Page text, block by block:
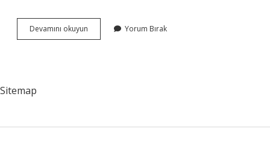
Devamını okuyun
Dönmüş
Yorum Bırak
Sitemap